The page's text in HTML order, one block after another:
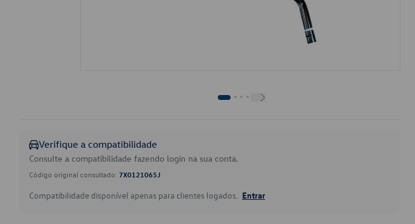
Verifique a compatibilidade
Consulte a compatibilidade fazendo login na sua conta.
Código original consultado: 7X0121065J
Compatibilidade disponível apenas para clientes logados. Entrar